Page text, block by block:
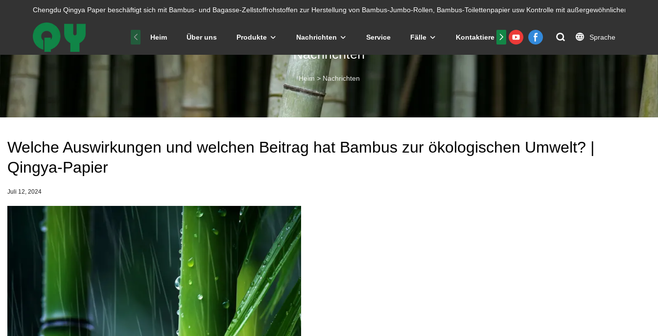
Chengdu Qingya Paper beschäftigt sich mit Bambus- und Bagasse-Zellstoffrohstoffen zur Herstellung von Bambus-Jumbo-Rollen, Bambus-Toilettenpapier usw Kontrolle mit außergewöhnlicher Effizienz.
Heim Über uns Produkte Nachrichten Service Fälle Kontaktiere uns FAQs ZertifikatSprache
Nachrichten
Heim > Nachrichten
Welche Auswirkungen und welchen Beitrag hat Bambus zur ökologischen Umwelt? |
Qingya-Papier
Juli 12, 2024